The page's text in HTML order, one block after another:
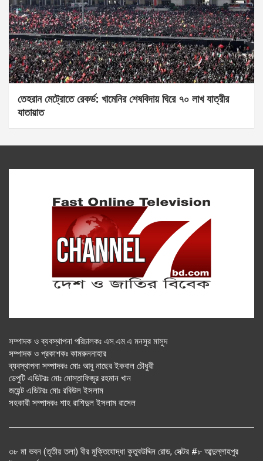
তেহরান মেট্রোতে রেকর্ড: খামেনির শেষবিদায় ঘিরে ৭০ লাখ যাত্রীর
যাতায়াত
সম্পাদক ও ব্যবস্থাপনা পরিচালকঃ এস.এম.এ মনসুর মাসুদ
সম্পাদক ও প্রকাশকঃ কামরুননাহার
ব্যবস্থাপনা সম্পাদকঃ মোঃ আবু নাছের ইকবাল চৌধুরী
ডেপুটি এডিটরঃ মোঃ মোস্তাফিজুর রহমান খান
জয়েন্ট এডিটরঃ মোঃ রবিউল ইসলাম
সহকারী সম্পাদকঃ শাহ রাশিদুল ইসলাম রাসেল
৩৮ মা ভবন (তৃতীয় তলা) বীর মুক্তিযোদ্ধা কুতুবউদ্দিন রোড, সেক্টর #৮ আব্দুল্লাহপুর